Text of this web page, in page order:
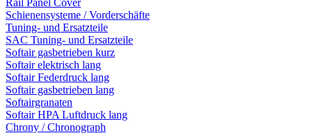
Rail Panel Cover
Schienensysteme / Vorderschäfte
Tuning- und Ersatzteile
SAC Tuning- und Ersatzteile
Softair gasbetrieben kurz
Softair elektrisch lang
Softair Federdruck lang
Softair gasbetrieben lang
Softairgranaten
Softair HPA Luftdruck lang
Chrony / Chronograph